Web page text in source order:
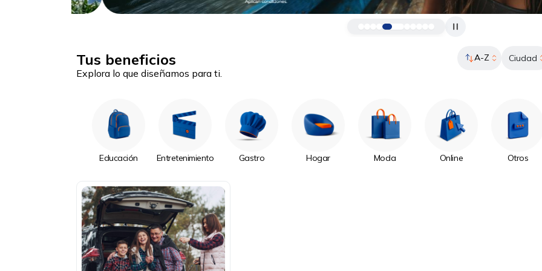
Tus beneficios
Explora lo que diseñamos para ti.
A-Z Ciudad
Educación Entretenimiento Gastro Hogar Moda Online Otros